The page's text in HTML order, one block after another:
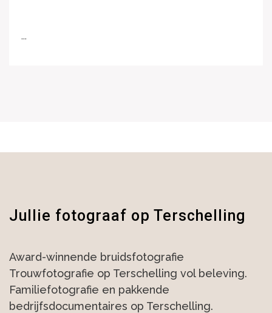
...
Jullie fotograaf op Terschelling
Award-winnende bruidsfotografie
Trouwfotografie op Terschelling vol beleving.
Familiefotografie en pakkende
bedrijfsdocumentaires op Terschelling.